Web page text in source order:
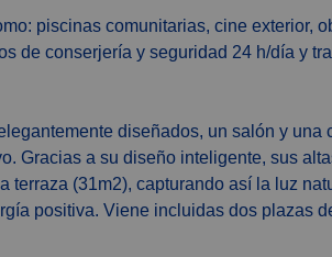
piscinas comunitarias, cine exterior,
de conserjería y seguridad 24 h/día y
diseñados, un salón y una
Gracias a su diseño inteligente, sus
(31m2), capturando así la luz
positiva. Viene incluidas dos plazas